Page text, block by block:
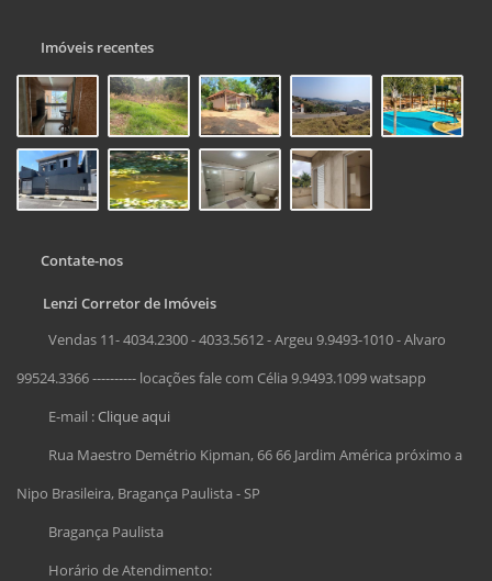
Imóveis recentes
Contate-nos
Lenzi Corretor de Imóveis
Vendas 11- 4034.2300 - 4033.5612 - Argeu 9.9493-1010 - Alvaro
99524.3366 ---------- locações fale com Célia 9.9493.1099 watsapp
E-mail :Clique aqui
Rua Maestro Demétrio Kipman, 66 66 Jardim América próximo a
Nipo Brasileira, Bragança Paulista - SP
Bragança Paulista
Horário de Atendimento: